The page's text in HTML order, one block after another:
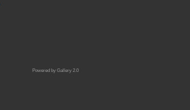
Powered by Gallery 2.0